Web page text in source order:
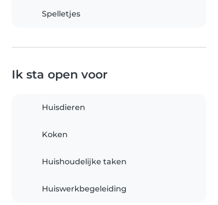
Spelletjes
Ik sta open voor
Huisdieren
Koken
Huishoudelijke taken
Huiswerkbegeleiding